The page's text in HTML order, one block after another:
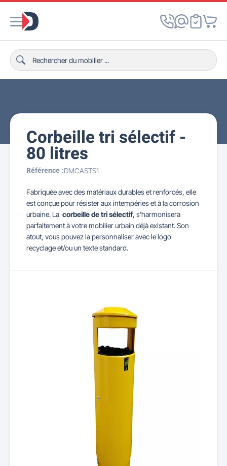
Corbeille tri sélectif -
80 litres
Référence :DMCASTS1
Fabriquée avec des matériaux durables et renforcés, elle
est conçue pour résister aux intempéries et à la corrosion
urbaine. La corbeille de tri sélectif, s'harmonisera
parfaitement à votre mobilier urbain déjà existant. Son
atout, vous pouvez la personnaliser avec le logo
recyclage et/ou un texte standard.